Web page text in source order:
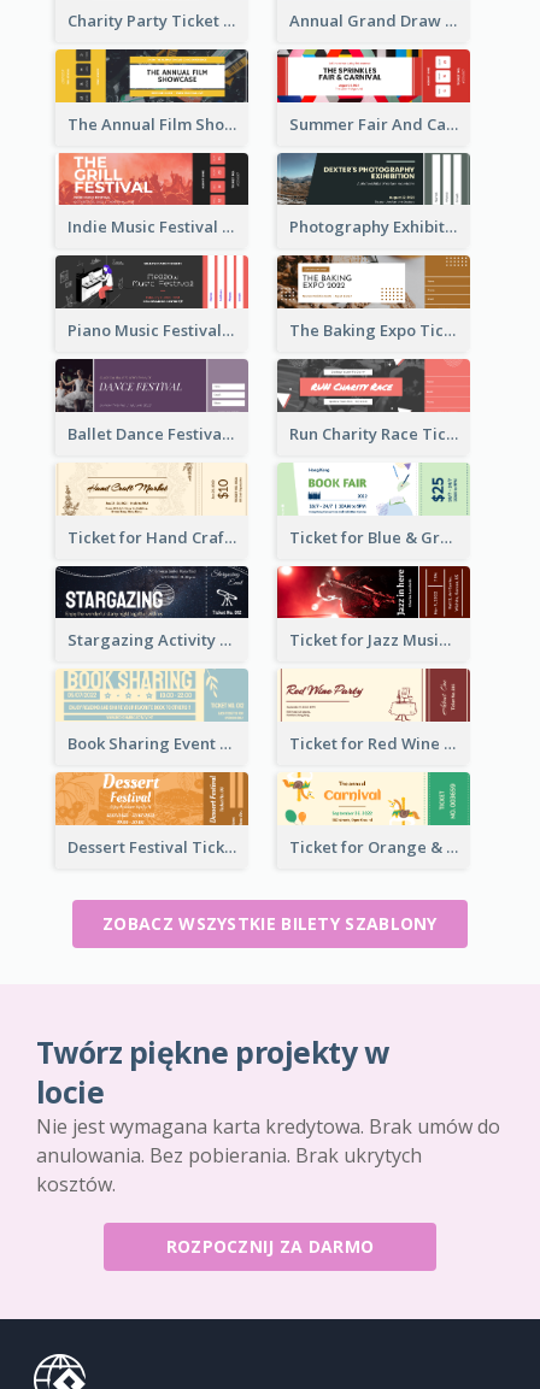
Charity Party Ticket Annual Grand Draw Ticket
The Annual Film Showcase Ticket Summer Fair And Carnival Ticket
Indie Music Festival Ticket Photography Exhibition Ticket
Piano Music Festival Ticket The Baking Expo Ticket
Ballet Dance Festival Ticket Run Charity Race Ticket
Ticket for Hand Craft Market Ticket for Blue & Green Book Fair
Stargazing Activity Ticket Ticket for Jazz Music Festival
Book Sharing Event Ticket Ticket for Red Wine Party
Dessert Festival Ticket With Details Ticket for Orange & Green Carnival
ZOBACZ WSZYSTKIE BILETY SZABLONY
Twórz piękne projekty w
locie
Nie jest wymagana karta kredytowa. Brak umów do
anulowania. Bez pobierania. Brak ukrytych
kosztów.
ROZPOCZNIJ ZA DARMO